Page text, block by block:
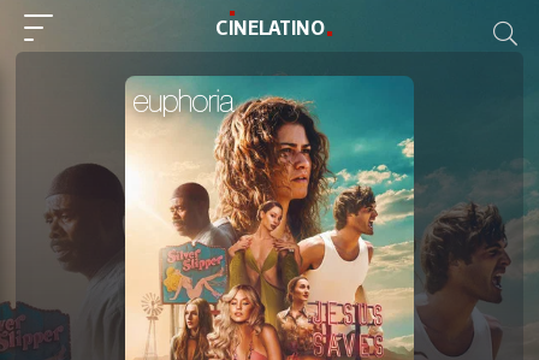
CINELATINO